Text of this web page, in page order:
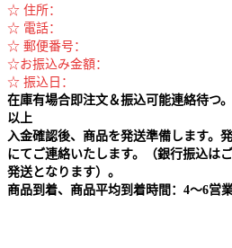
☆ 住所：
☆ 電話：
☆ 郵便番号：
☆お振込み金額：
☆ 振込日：
在庫有場合即注文＆振込可能連絡待つ。
以上
入金確認後、商品を発送準備します。
にてご連絡いたします。（銀行振込は
発送となります）。
商品到着、商品平均到着時間：4～6営業